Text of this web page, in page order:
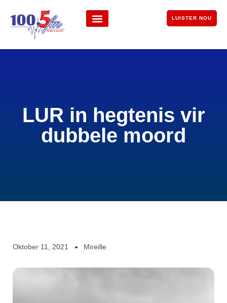
LUISTER NOU
LUR in hegtenis vir
dubbele moord
Oktober 11, 2021 Mireille